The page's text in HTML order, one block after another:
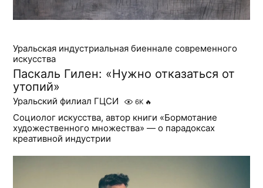
Уральская индустриальная биеннале современного
искусства
Паскаль Гилен: «Нужно отказаться от
утопий»
Уральский филиал ГЦСИ 6K 🔥
Социолог искусства, автор книги «Бормотание
художественного множества» — о парадоксах
креативной индустрии